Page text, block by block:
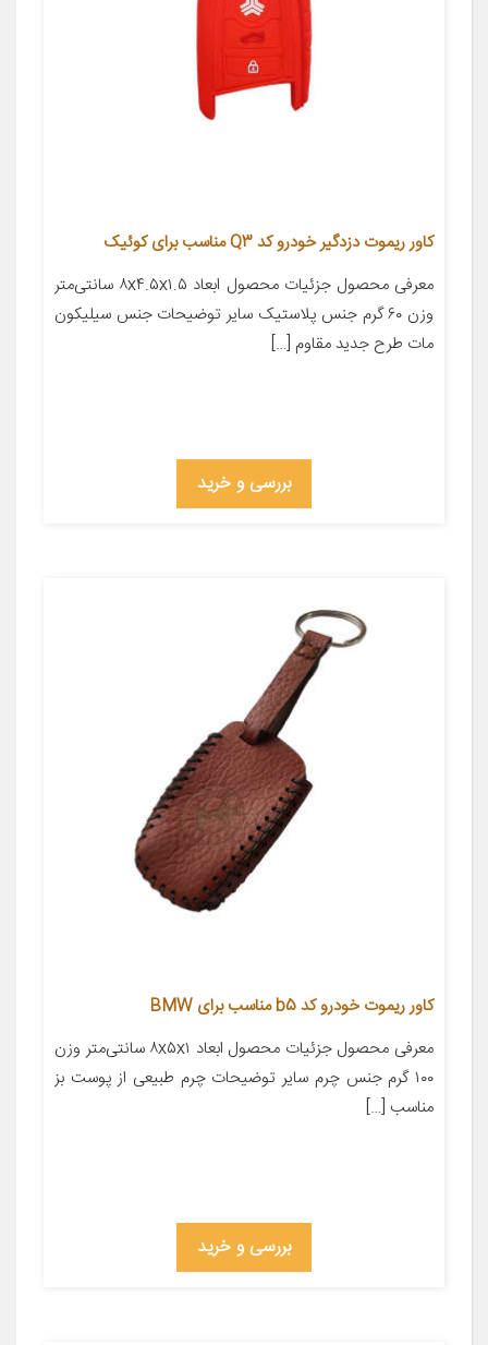
کاور ریموت دزدگیر خودرو کد Q3 مناسب برای کوئیک
معرفی محصول جزئیات محصول ابعاد ۸x۴.۵x۱.۵ سانتی‌متر
وزن ۶۰ گرم جنس پلاستیک سایر توضیحات جنس سیلیکون
مات طرح جدید مقاوم […]
بررسی و خرید
کاور ریموت خودرو کد b5 مناسب برای BMW
معرفی محصول جزئیات محصول ابعاد ۸x۵x۱ سانتی‌متر وزن
۱۰۰ گرم جنس چرم سایر توضیحات چرم طبیعی از پوست بز
مناسب […]
بررسی و خرید